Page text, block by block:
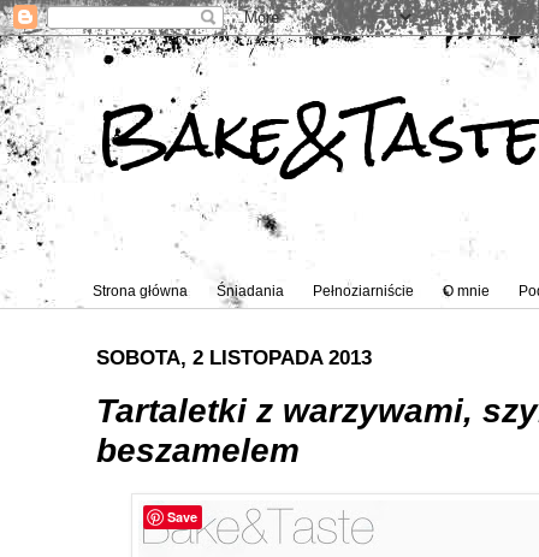
Strona główna Śniadania Pełnoziarniście O mnie
SOBOTA, 2 LISTOPADA 2013
Tartaletki z warzywami,
beszamelem
Save